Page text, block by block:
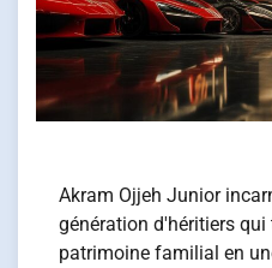
Akram Ojjeh Junior
génération d'héritiers
patrimoine familial en